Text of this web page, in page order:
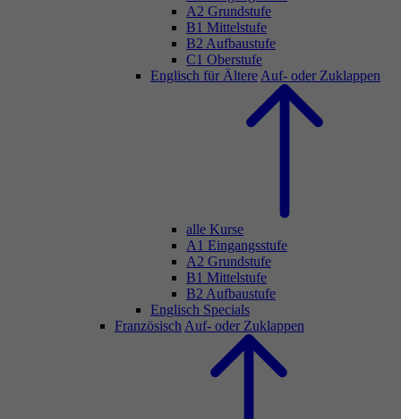
A2 Grundstufe
B1 Mittelstufe
B2 Aufbaustufe
C1 Oberstufe
Englisch für Ältere Auf- oder Zuklappen
alle Kurse
A1 Eingangsstufe
A2 Grundstufe
B1 Mittelstufe
B2 Aufbaustufe
Englisch Specials
Französisch Auf- oder Zuklappen